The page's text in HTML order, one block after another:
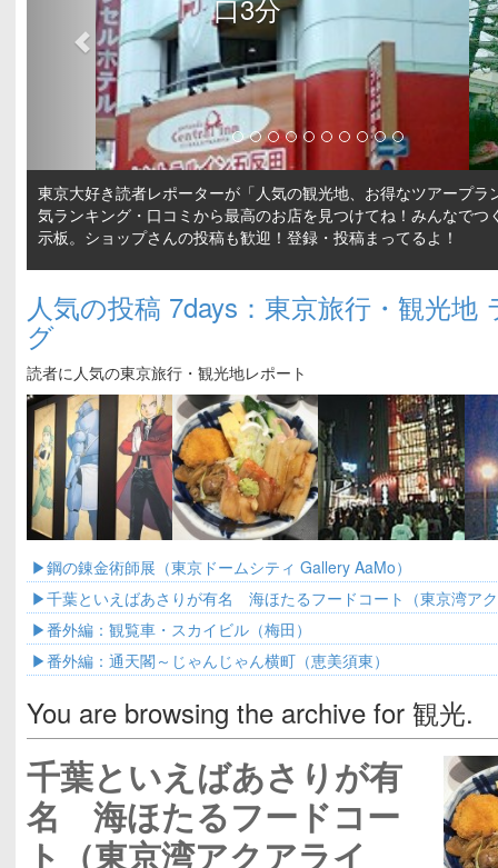
東京大好き読者レポーターが「人気の観光地、お得なツアープラ
気ランキング・口コミから最高のお店を見つけてね！みんなでつ
示板。ショップさんの投稿も歓迎！登録・投稿まってるよ！
人気の投稿 7days：東京旅行・観光地
グ
読者に人気の東京旅行・観光地レポート
鋼の錬金術師展（東京ドームシティ Gallery AaMo）
千葉といえばあさりが有名 海ほたるフードコート（東京湾ア
番外編：観覧車・スカイビル（梅田）
番外編：通天閣～じゃんじゃん横町（恵美須東）
You are browsing the archive for 観光.
千葉といえばあさりが有
名 海ほたるフードコー
ト（東京湾アクアライ